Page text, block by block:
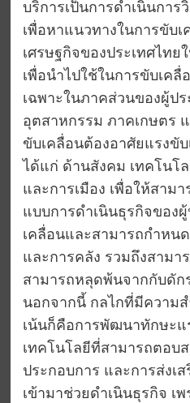
บริการเป็นการดำเนินกา
เพื่อหาแนวทางในการขับ
เศรษฐกิจของประเทศไท
เพื่อนำไปใช้ในการขับเค
เฉพาะในภาคส่วนของผู้ป
อุตสาหกรรม ภาคเกษตร
ขับเคลื่อนต้องอาศัยแรงขั
ได้แก่ ด้านสังคม เทคโนโ
และการเมือง เพื่อให้สาม
แบบการดำเนินธุรกิจของ
เคลื่อนและสามารถกำหน
และการคลัง รวมถึงสามา
สามารถหลุดพ้นจากกับดัก
นอกจากนี้ กลไกที่มีความ
เน้นก็คือการพัฒนาทักษะแ
เทคโนโลยีที่สามารถตอบ
ประกอบการ และการส่งเ
เข้ามาช่วยดำเนินธุรกิจ เ